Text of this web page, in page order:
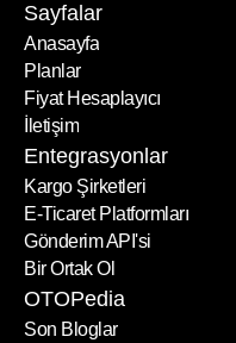
Sayfalar
Anasayfa
Anasayfa
Planlar
Planlar
Fiyat Hesaplayıcı
Fiyat Hesaplayıcı
İletişim
İletişim
Entegrasyonlar
Kargo Şirketleri
Kargo Şirketleri
E-Ticaret Platformları
E-Ticaret Platformları
Gönderim API'si
Gönderim API'si
Bir Ortak Ol
Bir Ortak Ol
OTOPedia
Son Bloglar